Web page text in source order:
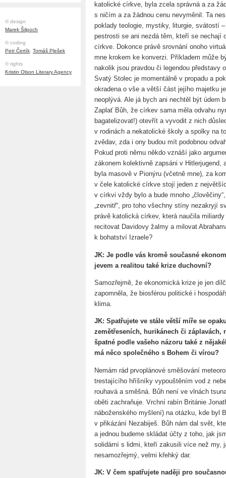
© design
Marek Šilpoch
© coding
Petr Čertík, Tomáš Plešek
© rights
Kristin Olson Literary Agency
katolické církve, byla zcela správná a za
s ničím a za žádnou cenu nevyměnil. Ta
poklady teologie, mystiky, liturgie, svátostí
pestrosti se ani nezdá těm, kteří se nechají
církve. Dokonce právě srovnání onoho
mne krokem ke konverzi. Příkladem může
nakolik jsou pravdou či legendou představy
Svatý Stolec je momentálně v propadu a
okradena o vše a větší část jejího majetku
neoplývá. Ale já bych ani nechtěl být údem
Zaplať Bůh, že církev sama měla odvahu
bagatelizovat!) otevřít a vyvodit z nich
v rodinách a nekatolické školy a spolky na
zvědav, zda i ony budou mít podobnou
Pokud proti němu někdo vznáší jako
zákonem kolektivně zapsáni v
byla masově v Pionýru (včetně mne), za
v čele katolické církve stojí jeden z
v církvi vždy bylo a bude mnoho
„zevnitř“, pro toho všechny stíny nezakryjí
právě katolická církev, která naučila
recitovat Davidovy žalmy a milovat
k bohatství Izraele?
JK: Je podle vás kromě současné
jevem a realitou také krize duchovní?
Samozřejmě, že ekonomická krize je jen
zapomněla, že biosférou politické i
klima.
JK: Spatřujete ve stále větší míře se
zemětřeseních, hurikánech či záplavách,
špatné podle vašeho názoru také z
má něco společného s Bohem či vírou?
Nemám rád prvoplánové směšování
trestajícího hříšníky vypouštěním vod z
rouhavá a směšná. Bůh není ve vlnách
oběti zachraňuje. Vrchní rabín Británie
náboženského myšlení) na otázku, kde byl
v přikázání Nezabiješ. Bůh nám dal svět,
a jednou budeme skládat účty z toho, jak
solidární s lidmi, kteří zakusili více než my,
nesamozřejmý, velmi křehký dar.
JK: V čem spatřujete naději pro